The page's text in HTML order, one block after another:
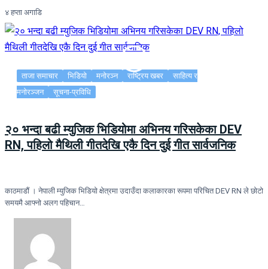
४ हप्ता अगाडि
ताजा समाचार भिडियो मनोरञ्न राष्ट्रिय खबर
साहित्य र
मनोरञ्जन
सूचना-प्रविधि
२० भन्दा बढी म्युजिक भिडियोमा अभिनय गरिसकेका DEV
RN, पहिलो मैथिली गीतदेखि एकै दिन दुई गीत सार्वजनिक
काठमाडौं । नेपाली म्युजिक भिडियो क्षेत्रमा उदाउँदा कलाकारका रूपमा परिचित DEV RN ले छोटो
समयमै आफ्नो अलग पहिचान…